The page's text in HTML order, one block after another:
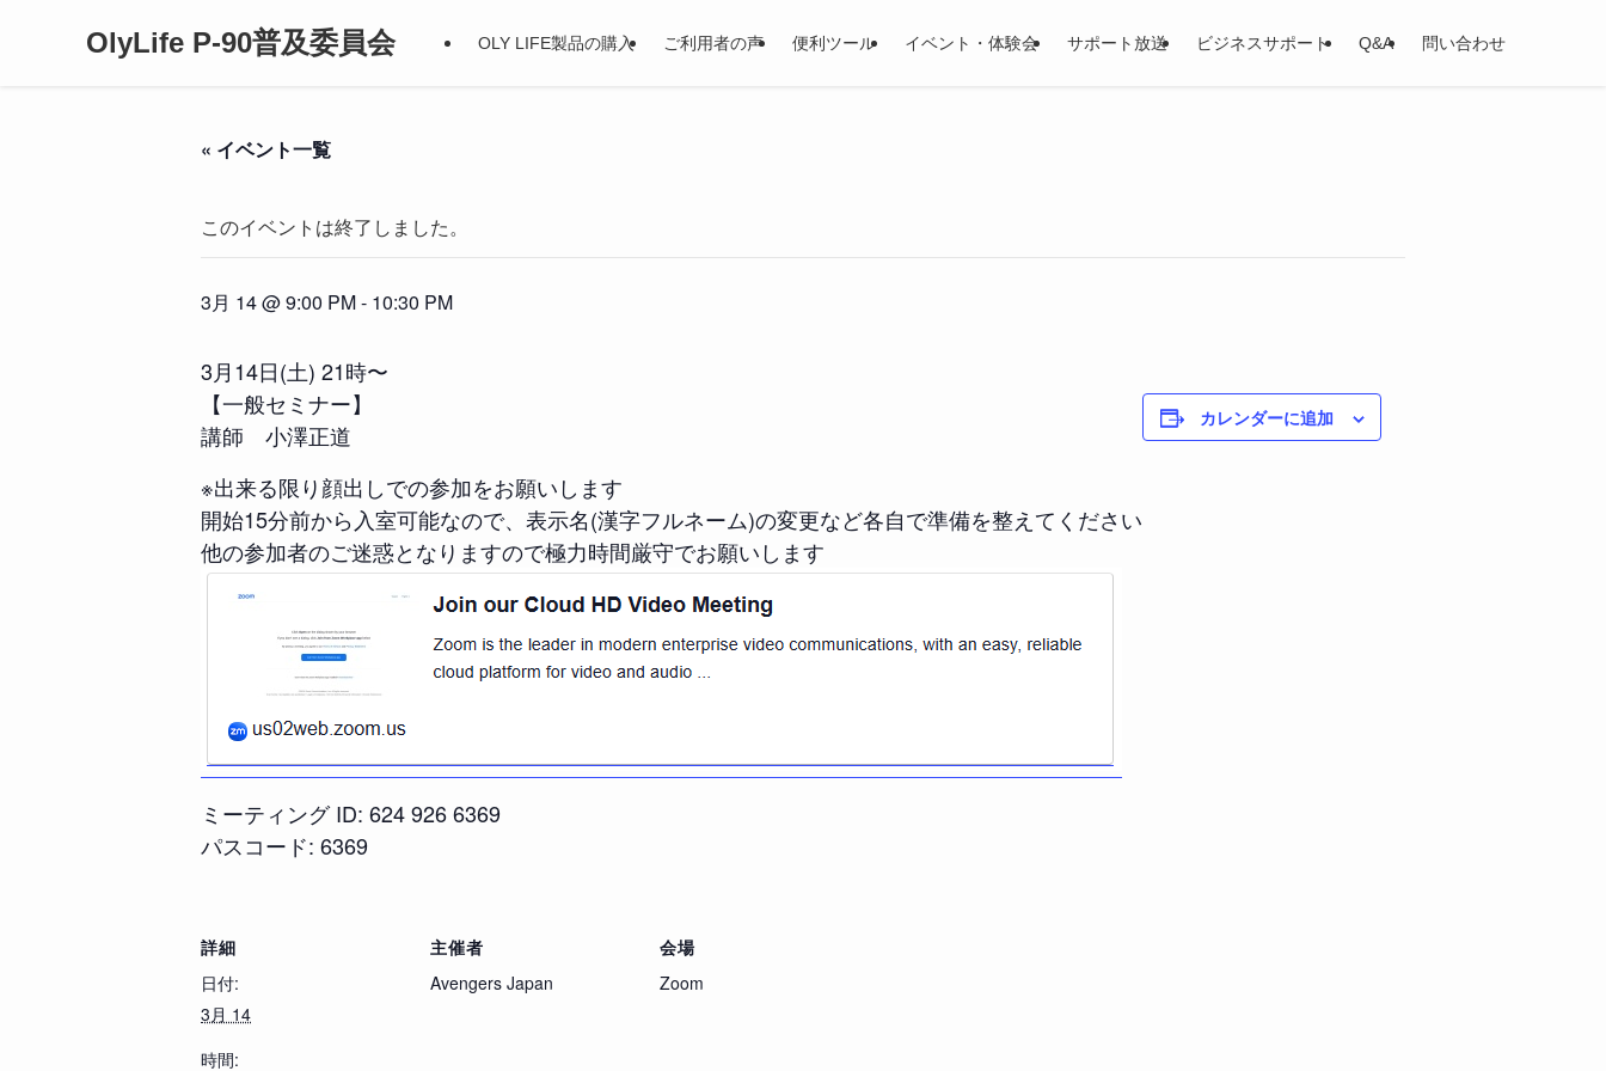
OlyLife P-90普及委員会 OLY LIFE製品の購入 ご利用者の声 便利ツール イベント・体験会 サポート放送 ビジネスサポート Q&A 問い合わせ
« イベント一覧
このイベントは終了しました。
3月 14 @ 9:00 PM- 10:30 PM
3月14日(土) 21時〜
【一般セミナー】
講師 小澤正道
※出来る限り顔出しでの参加をお願いします
開始15分前から入室可能なので、表示名(漢字フルネーム)の変更など各自で準備を整えてください
他の参加者のご迷惑となりますので極力時間厳守でお願いします
ミーティング ID: 624 926 6369
パスコード: 6369
カレンダーに追加
詳細
日付:
3月 14
時間:
主催者
Avengers Japan
会場
Zoom